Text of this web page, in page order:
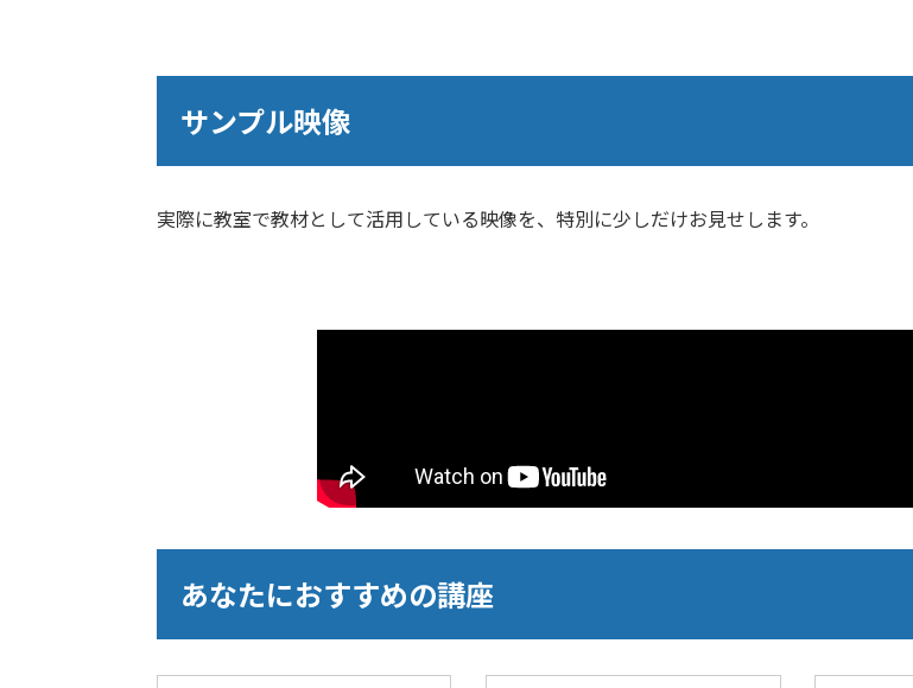
サンプル映像
実際に教室で教材として活用している映像を、特別に少しだけお見せします。
あなたにおすすめの講座